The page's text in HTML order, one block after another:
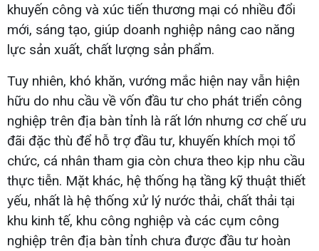
khuyến công và xúc tiến thương mại có nhiều đổi
mới, sáng tạo, giúp doanh nghiệp nâng cao năng
lực sản xuất, chất lượng sản phẩm.
Tuy nhiên, khó khăn, vướng mắc hiện nay vẫn hiện
hữu do nhu cầu về vốn đầu tư cho phát triển công
nghiệp trên địa bàn tỉnh là rất lớn nhưng cơ chế ưu
đãi đặc thù để hỗ trợ đầu tư, khuyến khích mọi tổ
chức, cá nhân tham gia còn chưa theo kịp nhu cầu
thực tiễn. Mặt khác, hệ thống hạ tầng kỹ thuật thiết
yếu, nhất là hệ thống xử lý nước thải, chất thải tại
khu kinh tế, khu công nghiệp và các cụm công
nghiệp trên địa bàn tỉnh chưa được đầu tư hoàn